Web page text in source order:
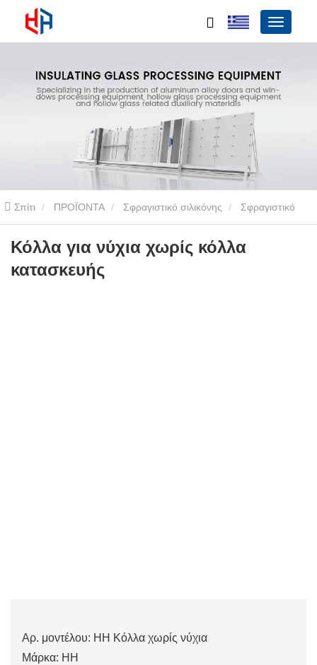
Σπίτι ΠΡΟΪΟΝΤΑ Σφραγιστικό σιλικόνης Σφραγιστικό
σιλικόνης ενός συστατικού
κατασκευής
Κόλλα για νύχια χωρίς κόλλα
κατασκευής
Αρ. μοντέλου: HH Κόλλα χωρίς νύχια
Μάρκα: HH